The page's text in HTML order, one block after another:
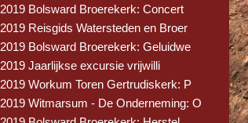
2019 Bolsward Broerekerk: Concert
2019 Reisgids Watersteden en Broer
2019 Bolsward Broerekerk: Geluidwe
2019 Jaarlijkse excursie vrijwilli
2019 Workum Toren Gertrudiskerk: P
2019 Witmarsum - De Onderneming: O